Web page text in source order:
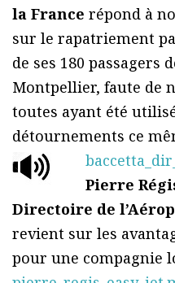
la France répond à
sur le rapatriement
de ses 180 passagers
Montpellier, faute de
toutes ayant été
détournements ce
Pierre
Directoire de
revient sur les
pour une compagnie